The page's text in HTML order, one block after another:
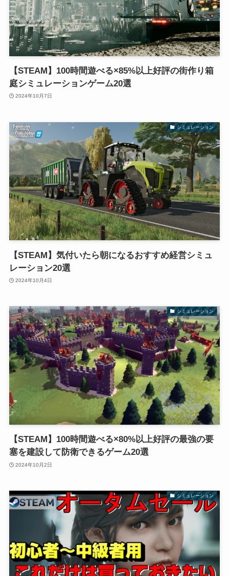
【STEAM】100時間遊べる×85%以上好評の街作り箱
庭シミュレーションゲーム20選
2024年10月7日
シミュレーション
【STEAM】気付いたら朝になるおすすめ経営シミュ
レーション20選
2024年10月4日
シミュレーション
【STEAM】100時間遊べる×80%以上好評の最強の要
塞を建設して防衛できるゲーム20選
2024年10月2日
シミュレーション